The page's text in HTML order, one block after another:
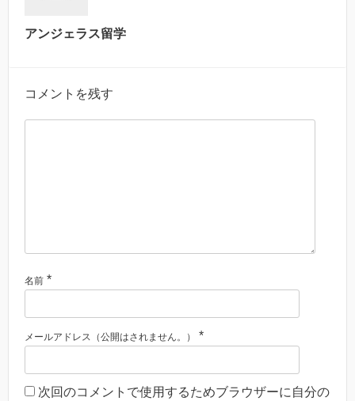
アンジェラス留学
コメントを残す
名前 *
メールアドレス（公開はされません。） *
次回のコメントで使用するためブラウザーに自分の